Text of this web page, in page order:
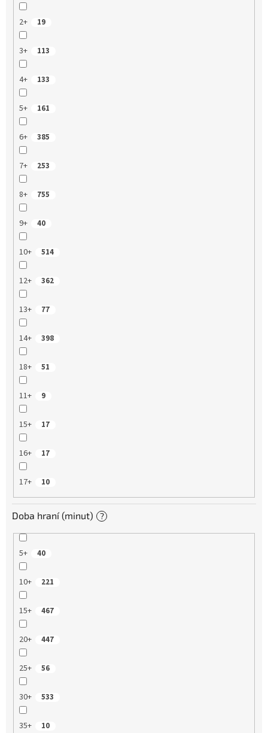
2+ 19
3+ 113
4+ 133
5+ 161
6+ 385
7+ 253
8+ 755
9+ 40
10+ 514
12+ 362
13+ 77
14+ 398
18+ 51
11+ 9
15+ 17
16+ 17
17+ 10
Doba hraní (minut) ?
5+ 40
10+ 221
15+ 467
20+ 447
25+ 56
30+ 533
35+ 10